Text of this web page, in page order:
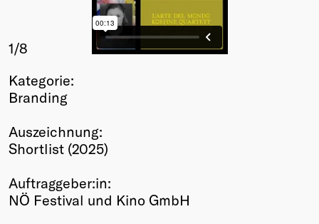
Membership
Members
Young Creatives
Winners
Past
Annual
1/8
Kategorie:
Branding
Auszeichnung:
Shortlist (2025)
Auftraggeber:in:
NÖ Festival und Kino GmbH